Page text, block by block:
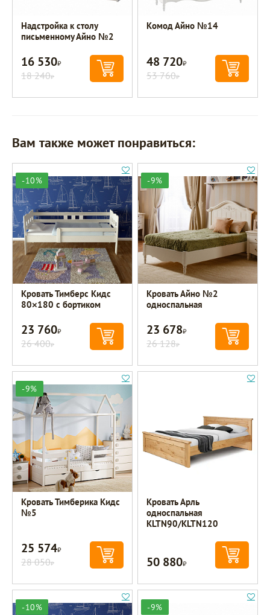
Надстройка к столу
письменному Айно №2
16 530Р
18 240Р
Комод Айно №14
48 720Р
53 760Р
Вам также может понравиться:
-10%
Кровать Тимберс Кидс
80×180 с бортиком
23 760Р
26 400Р
-9%
Кровать Айно №2
односпальная
23 678Р
26 128Р
-9%
Кровать Тимберика Кидс
№5
25 574Р
28 050Р
Кровать Арль
односпальная
KLTN90/KLTN120
50 880Р
-10% -9%